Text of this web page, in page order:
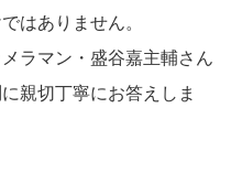
はありません。
ラマン・盛谷嘉主輔さん
親切丁寧にお答えしま